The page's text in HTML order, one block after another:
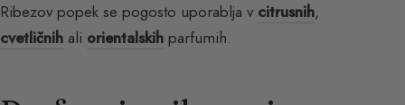
Ribezov popek se pogosto uporablja v citrusnih,
cvetličnih ali orientalskih parfumih.